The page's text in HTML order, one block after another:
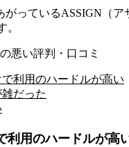
がっているASSIGN（ア
。
悪い評判・口コミ
利用のハードルが高い
だった
利用のハードルが高